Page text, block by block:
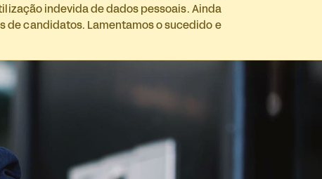
indevida de dados pessoais. Ainda
de candidatos. Lamentamos o sucedido e